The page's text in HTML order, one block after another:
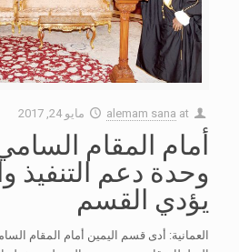
alemam sana at مايو 24, 2017
أمام المقام
وحدة دعم التنفيذ
يؤدي القسم
العمانية: أدى قسم اليمين أمام المقام